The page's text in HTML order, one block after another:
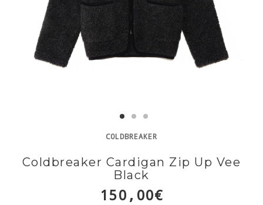
COLDBREAKER
Coldbreaker Cardigan Zip Up Vee
Black
150,00€